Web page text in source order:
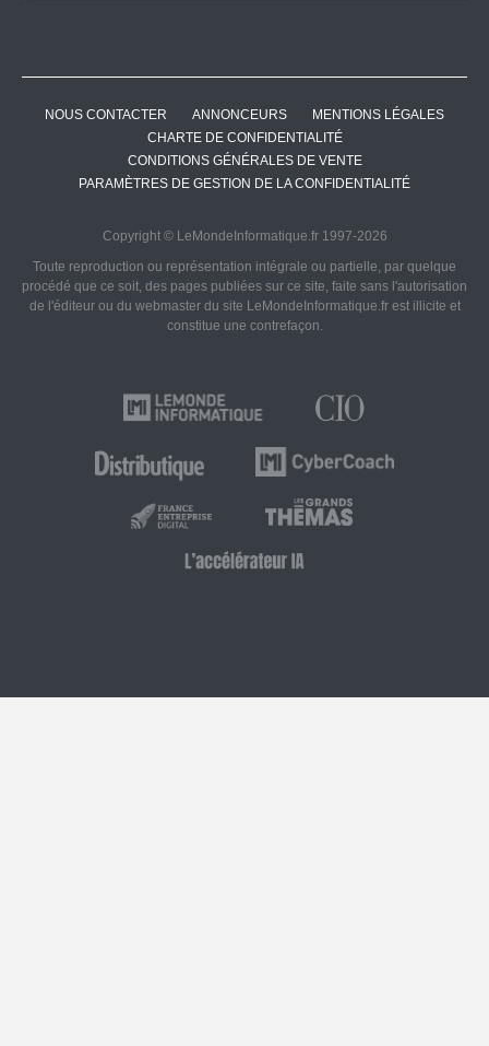
NOUS CONTACTER ANNONCEURS
MENTIONS LÉGALES
CHARTE DE CONFIDENTIALITÉ
CONDITIONS GÉNÉRALES DE VENTE
PARAMÈTRES DE GESTION DE LA CONFIDENTIALITÉ
Copyright © LeMondeInformatique.fr 1997-2026
Toute reproduction ou représentation intégrale ou partielle, par quelque
procédé que ce soit, des pages publiées sur ce site, faite sans l'autorisation
de l'éditeur ou du webmaster du site LeMondeInformatique.fr est illicite et
constitue une contrefaçon.